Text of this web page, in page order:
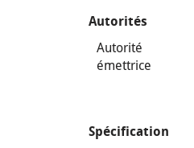
Autorités
Autorité
émettrice
Spécification